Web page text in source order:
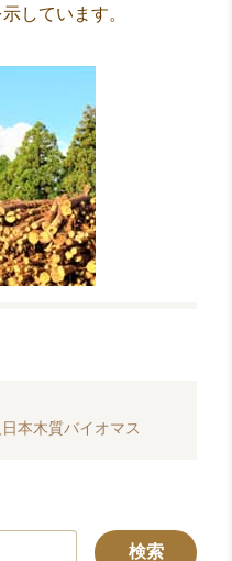
しています。
本木質バイオマス